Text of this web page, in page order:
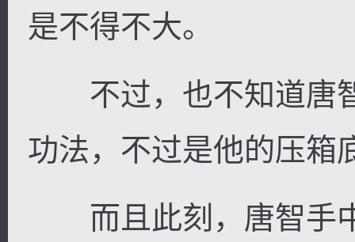
是不得不大。
不过，也不知道唐
功法，不过是他的压箱
而且此刻，唐智手